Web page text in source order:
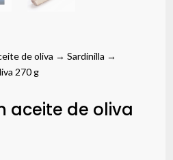
de oliva →Sardinilla →
270 g
aceite de oliva